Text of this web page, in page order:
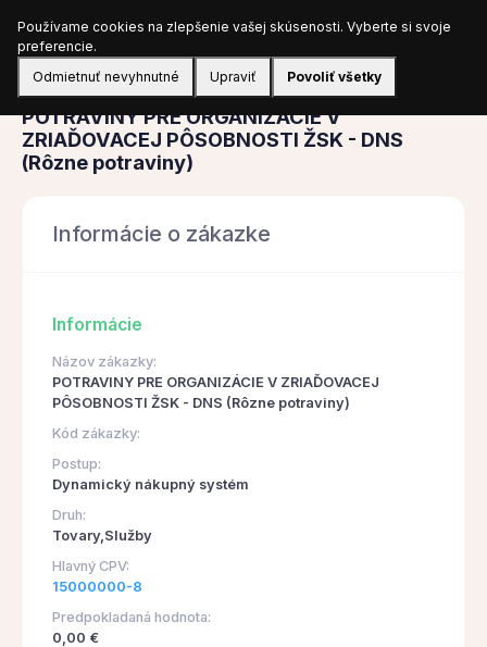
Prihlásiť sa
Obstarávanie
POTRAVINY PRE ORGANIZÁCIE V
ZRIAĎOVACEJ PÔSOBNOSTI ŽSK - DNS
(Rôzne potraviny)
Informácie o zákazke
Informácie
Názov zákazky:
POTRAVINY PRE ORGANIZÁCIE V ZRIAĎOVACEJ
PÔSOBNOSTI ŽSK - DNS (Rôzne potraviny)
Kód zákazky:
Postup:
Dynamický nákupný systém
Druh:
Tovary,Služby
Hlavný CPV:
15000000-8
Predpokladaná hodnota:
0,00 €
Používame cookies na zlepšenie vašej skúsenosti. Vyberte si svoje
preferencie.
Odmietnuť nevyhnutné
Upraviť Povoliť všetky